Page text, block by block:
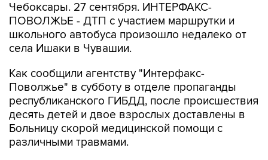
Чебоксары. 27 сентября. ИНТЕРФАКС-
ПОВОЛЖЬЕ - ДТП с участием маршрутки и
школьного автобуса произошло недалеко от
села Ишаки в Чувашии.
Как сообщили агентству "Интерфакс-
Поволжье" в субботу в отделе пропаганды
республиканского ГИБДД, после происшествия
десять детей и двое взрослых доставлены в
Больницу скорой медицинской помощи с
различными травмами.